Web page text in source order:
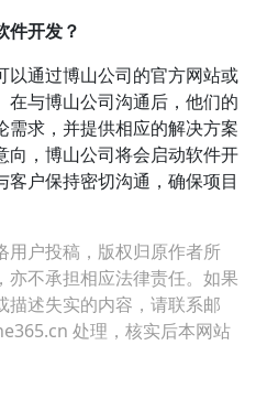
件开发？
以通过博山公司的官方网站或
在与博山公司沟通后，他们的
需求，并提供相应的解决方案
向，博山公司将会启动软件开
户保持密切沟通，确保项目
用户投稿，版权归原作者所
亦不承担相应法律责任。如果
描述失实的内容，请联系邮
处理，核实后本网站